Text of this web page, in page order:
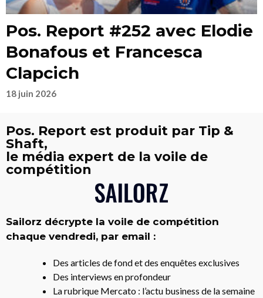
Pos. Report #252 avec Elodie
Bonafous et Francesca
Clapcich
18 juin 2026
Pos. Report est produit par Tip &
Shaft,
le média expert de la voile de
compétition
Sailorz décrypte la voile de compétition
chaque vendredi, par email :
Des articles de fond et des enquêtes exclusives
Des interviews en profondeur
La rubrique Mercato : l’actu business de la semaine